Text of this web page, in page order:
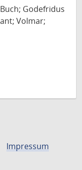
Godefridus
Volmar;
Impressum